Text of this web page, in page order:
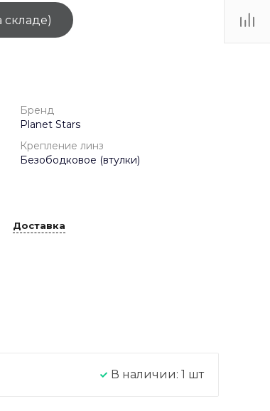
складе)
Бренд
Planet Stars
Крепление линз
Безободковое (втулки)
Доставка
В наличии: 1 шт